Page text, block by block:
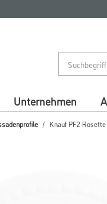
Unternehmen
Knauf PF2 Rosette